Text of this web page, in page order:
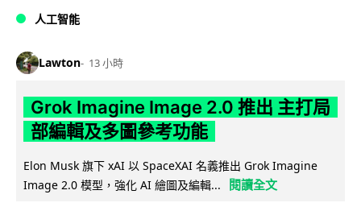
人工智能
Lawton 13 小時
Grok Imagine Image 2.0 推出 主打局
部編輯及多圖參考功能
Elon Musk 旗下 xAI 以 SpaceXAI 名義推出 Grok Imagine
Image 2.0 模型，強化 AI 繪圖及編輯...
閱讀全文